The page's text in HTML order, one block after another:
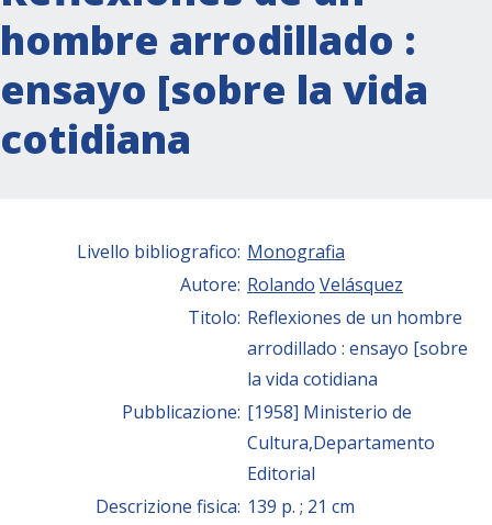
hombre arrodillado :
ensayo [sobre la vida
cotidiana
Livello bibliografico: Monografia
Autore: Rolando Velásquez
Titolo: Reflexiones de un hombre
arrodillado : ensayo [sobre
la vida cotidiana
Pubblicazione: [1958] Ministerio de
Cultura,Departamento
Editorial
Descrizione fisica: 139 p. ; 21 cm